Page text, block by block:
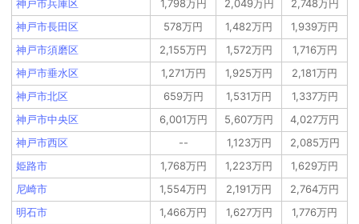
神戸市兵庫区 1,798万円 2,049万円
2,748万円
神戸市長田区
578万円 1,482万円
1,939万円
神戸市須磨区
2,155万円 1,572万円
1,716万円
神戸市垂水区
1,271万円 1,925万円
2,181万円
神戸市北区
659万円 1,531万円
1,337万円
神戸市中央区
6,001万円 5,607万円
4,027万円
神戸市西区
-- 1,123万円
2,085万円
姫路市
1,768万円 1,223万円
1,629万円
尼崎市
1,554万円 2,191万円
2,764万円
明石市
1,466万円 1,627万円
1,776万円